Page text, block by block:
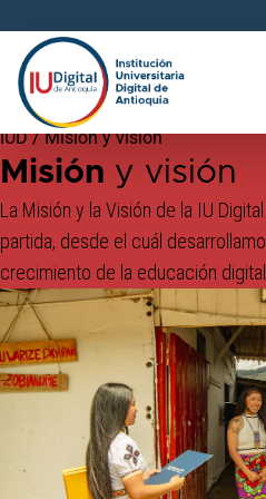
al
lector
pantalla
All
in
One
Accesibilidad
Para
iniciar
el
lector
de
pantalla
One
Accesibilidad,
IUD /Misión y visión
Misión y visión
La Misión y la Visión de la IU
partida, desde el cuál
crecimiento de la educación digital.